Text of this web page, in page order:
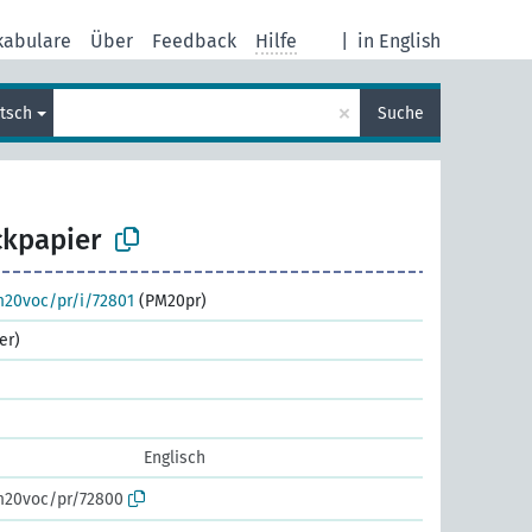
in English
Über Feedback Hilfe
× Suche
pr/i/72801 (PM20pr)
Englisch
pr/72800